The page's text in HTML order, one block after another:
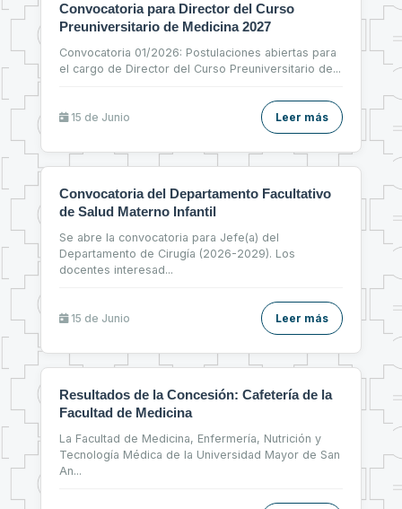
Convocatoria para Director del Curso
Preuniversitario de Medicina 2027
Convocatoria 01/2026: Postulaciones abiertas para
el cargo de Director del Curso Preuniversitario de...
15 de Junio Leer más
Convocatoria del Departamento Facultativo
de Salud Materno Infantil
Se abre la convocatoria para Jefe(a) del
Departamento de Cirugía (2026-2029). Los
docentes interesad...
15 de Junio Leer más
Resultados de la Concesión: Cafetería de la
Facultad de Medicina
La Facultad de Medicina, Enfermería, Nutrición y
Tecnología Médica de la Universidad Mayor de San
An...